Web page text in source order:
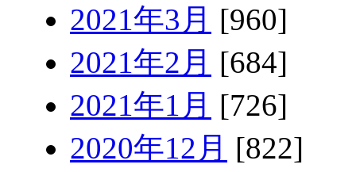
2021年3月 [960]
2021年2月 [684]
2021年1月 [726]
2020年12月 [822]